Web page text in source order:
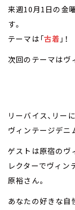
来週10月1日の金
す。
テーマは「古着 」！
次回のテーマはヴ
リーバイス、リー
ヴィンテージデニ
ゲストは原宿のヴ
レクターでヴィン
原裕さん。
あなたの好きな自